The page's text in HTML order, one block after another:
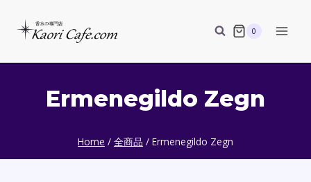
0
Ermenegildo Zegn
Home / 全商品 / Ermenegildo Zegn